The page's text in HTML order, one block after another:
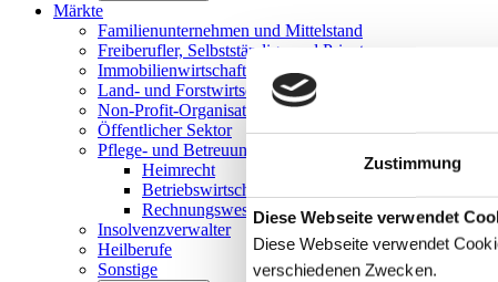
Zustimmung
Details
Diese Webseite verwendet
Diese Webseite verwendet
verschiedenen Zwecken.
Märkte
Familienunternehmen und Mittelstand
Freiberufler, Selbstständige und Privatpersonen
Immobilienwirtschaft
Land- und Forstwirtschaft
Non-Profit-Organisationen
Öffentlicher Sektor
Pflege- und Betreuungseinrichtungen
Heimrecht
Betriebswirtschaftliche Beratung
Rechnungswesen/Controlling
Insolvenzverwalter
Heilberufe
Sonstige